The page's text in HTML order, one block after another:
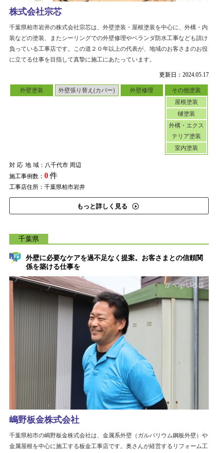
更新日：2024.05.17
外壁塗装 外壁張り替え(カバー) 外壁修理
その他塗装
屋根塗装
樋塗装
外構・エクス
テリア塗装
室内塗装
対応地域：八千代市 周辺
施工事例数： 0件
工事店住所：千葉県柏市岩井
もっと詳しく見る
株式会社宗芯
千葉県柏市岩井の株式会社宗芯は、外壁塗装・屋根塗装を中心に、外構・内
装などの塗装、またシーリングでの外壁修理やベランダ防水工事なども請け
負っている工事店です。この道２０年以上の代表が、地域のお客さまのお役
に立てる仕事を目指して真摯に施工にあたっています。
千葉県
外壁に必要なケアを過不足なく提案。お客さまとの信頼関
係を築ける仕事を
嶋野板金株式会社
千葉県柏市の嶋野板金株式会社は、金属系外壁（ガルバリウム鋼板外壁）や
金属屋根を中心に施工する板金工事店です。奥さんが経営するリフォーム工